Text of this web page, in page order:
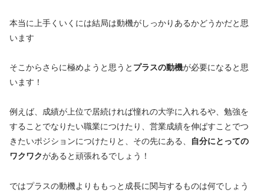
本当に上手くいくには結局は動機がしっかりあるかどうかだと思
います
そこからさらに極めようと思うと プラスの動機が必要になると思
います！
例えば、成績が上位で居続ければ憧れの大学に入れるや、勉強を
することでなりたい職業につけたり、営業成績を伸ばすことでつ
きたいポジションにつけたりと、その先にある、 自分にとっての
ワクワクがあると頑張れるでしょう！
ではプラスの動機よりももっと成長に関与するものは何でしょう